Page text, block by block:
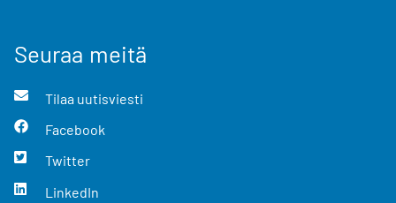
Seuraa meitä
Tilaa uutisviesti
Facebook
Twitter
LinkedIn